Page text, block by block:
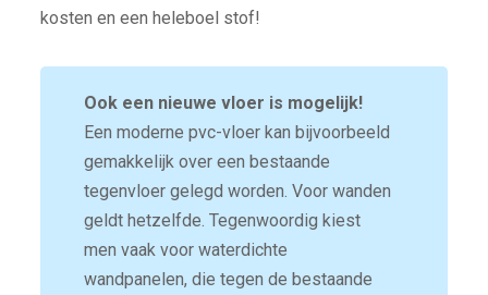
kosten en een heleboel stof!
Ook een nieuwe vloer is mogelijk!
Een moderne pvc-vloer kan bijvoorbeeld
gemakkelijk over een bestaande
tegenvloer gelegd worden. Voor wanden
geldt hetzelfde. Tegenwoordig kiest
men vaak voor waterdichte
wandpanelen, die tegen de bestaande